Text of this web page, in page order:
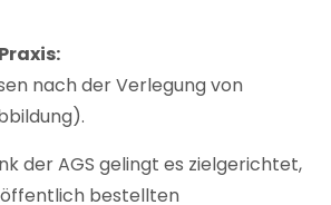
nach der Verlegung von
der AGS gelingt es zielgerichtet,
bestellten